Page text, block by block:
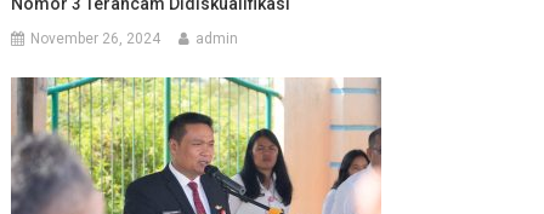
November 26, 2024 admin